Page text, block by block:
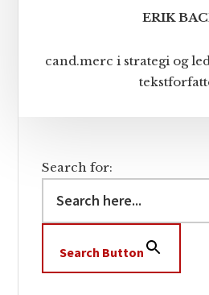
ERIK
cand.merc i strategi og
Search for:
Search Button